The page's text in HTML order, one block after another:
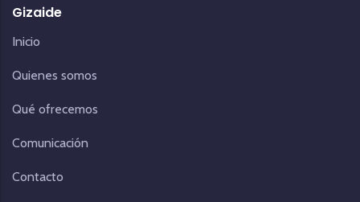
Gizaide
Inicio
Quienes somos
Qué ofrecemos
Comunicación
Contacto